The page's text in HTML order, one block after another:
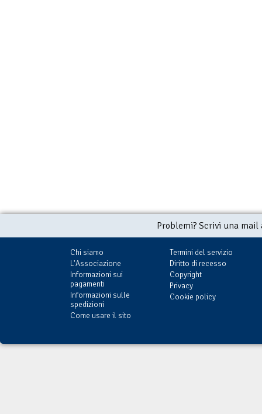
Problemi? Scrivi una
Chi siamo
L'Associazione
Informazioni sui
pagamenti
Informazioni sulle
spedizioni
Come usare il sito
Termini del servizio
Diritto di recesso
Copyright
Privacy
Cookie policy